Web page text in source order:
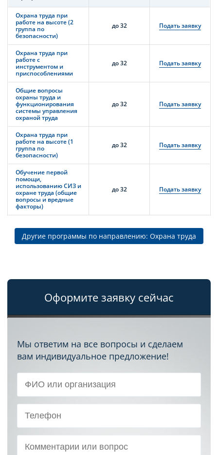
Охрана труда при
работе на высоте (2
группа по
безопасности)
до 32 Подать заявку
Охрана труда при
работе с
инструментом и
приспособлениями
до 32 Подать заявку
Общие вопросы
охраны труда и
функционирования
системы управления
охраной труда
до 32 Подать заявку
Охрана труда при
работе на высоте (1
группа по
безопасности)
до 32 Подать заявку
Обучение первой
помощи,
использованию СИЗ и
охране труда (общие
вопросы и вредные
факторы)
до 32 Подать заявку
Другие программы по направлению: Охрана труда
Оформите заявку сейчас
Мы ответим на все вопросы и сделаем
вам индивидуальное предложение!